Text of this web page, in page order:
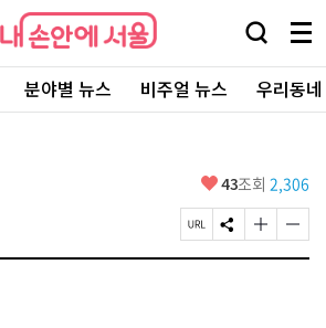
내
손
에
울
검
창
열
기
메
뉴
전
체
보
분야별 뉴스 비주얼 뉴스 우리동
좋
요
43조회 2,306
페
이
S
N
글
자
글
자